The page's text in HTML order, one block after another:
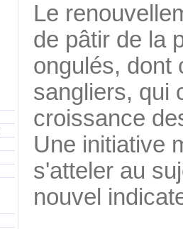
Le
de pâtir de la
ongulés, dont
sangliers, qui
croissance
Une initiative
s'atteler au
nouvel